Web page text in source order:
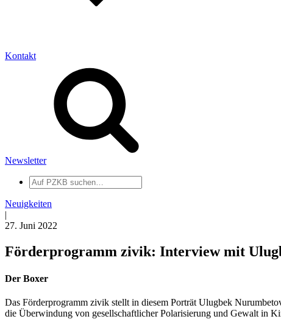
Kontakt
Newsletter
Auf
PZKB
suchen
Neuigkeiten
|
27. Juni 2022
Förderprogramm zivik: Interview mit
Der Boxer
Das Förderprogramm zivik stellt in diesem Porträt Ulugbek
die Überwindung von gesellschaftlicher Polarisierung und Gewalt in